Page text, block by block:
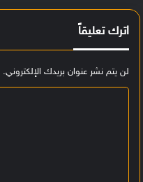
اترك تعليقاً
لن يتم نشر عنوان بريدك الإلكتروني.